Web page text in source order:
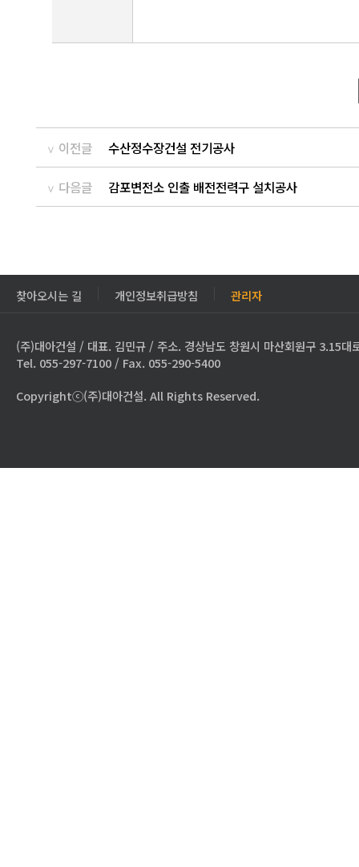
이전글 수산정수장건설 전기공사
다음글 감포변전소 인출 배전전력구 설치공사
찾아오시는 길 개인정보취급방침 관리자
(주)대아건설 / 대표. 김민규 / 주소. 경상남도 창원시 마산회원구 3.15대
Tel. 055-297-7100 / Fax. 055-290-5400
Copyrightⓒ(주)대아건설. All Rights Reserved.